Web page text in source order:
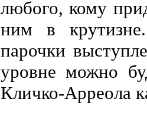
любого, кому
ним в
парочки
уровне можно
Кличко-Арреола